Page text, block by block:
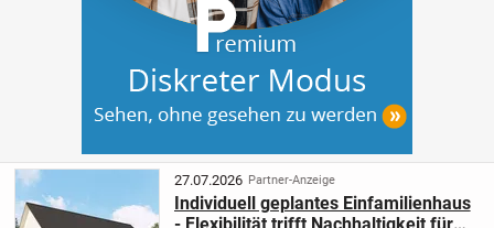
27.07.2026 Partner-Anzeige
Individuell geplantes Einfamilienhaus
- Flexibilität trifft Nachhaltigkeit für